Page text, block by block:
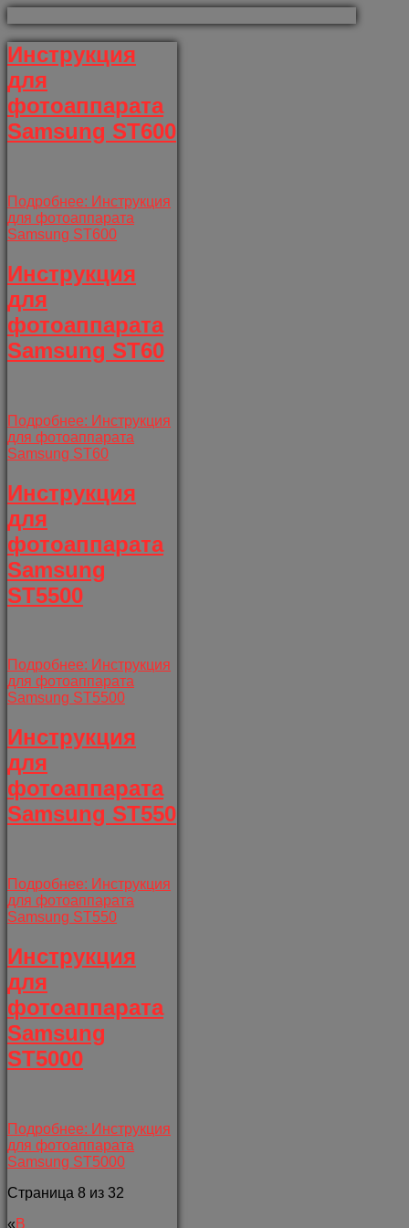
Инструкция
для
фотоаппарата
Samsung ST600
Подробнее: Инструкция
для фотоаппарата
Samsung ST600
Инструкция
для
фотоаппарата
Samsung ST60
Подробнее: Инструкция
для фотоаппарата
Samsung ST60
Инструкция
для
фотоаппарата
Samsung
ST5500
Подробнее: Инструкция
для фотоаппарата
Samsung ST5500
Инструкция
для
фотоаппарата
Samsung ST550
Подробнее: Инструкция
для фотоаппарата
Samsung ST550
Инструкция
для
фотоаппарата
Samsung
ST5000
Подробнее: Инструкция
для фотоаппарата
Samsung ST5000
Страница 8 из 32
« В